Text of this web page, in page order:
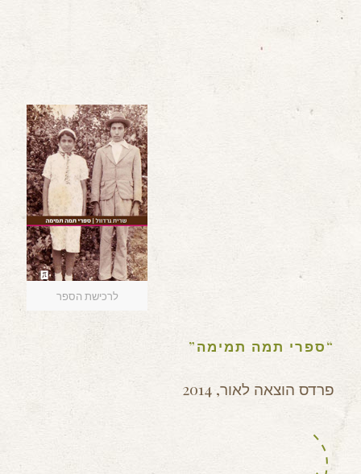
לרכישת הספר
“ספרי תמה תמימה”
פרדס הוצאה לאור, 2014